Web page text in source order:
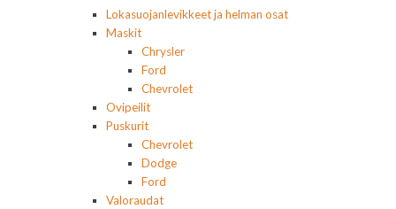
Lokasuojanlevikkeet ja helman osat
Maskit
Chrysler
Ford
Chevrolet
Ovipeilit
Puskurit
Chevrolet
Dodge
Ford
Valoraudat